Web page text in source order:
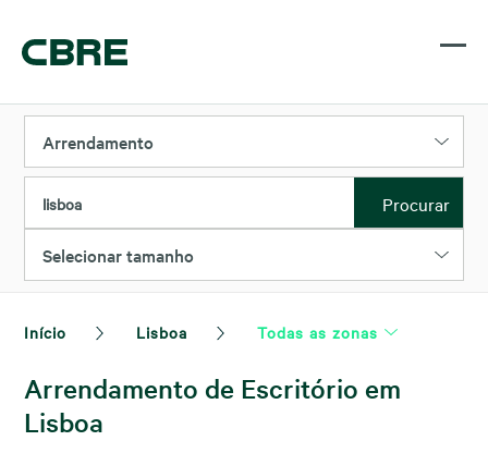
Arrendamento
lisboa Procurar
Selecionar tamanho
Início Lisboa Todas as zonas
Arrendamento de Escritório em
Lisboa